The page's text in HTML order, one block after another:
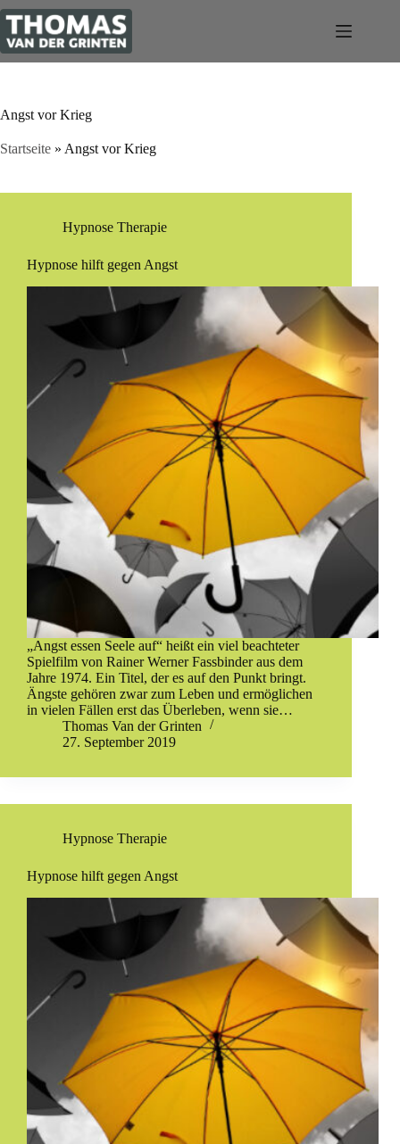
Zum
Inhalt
springen
Angst vor Krieg
Startseite » Angst vor Krieg
Hypnose Therapie
Hypnose hilft gegen Angst
„Angst essen Seele auf“ heißt ein viel beachteter
Spielfilm von Rainer Werner Fassbinder aus dem
Jahre 1974. Ein Titel, der es auf den Punkt bringt.
Ängste gehören zwar zum Leben und ermöglichen
in vielen Fällen erst das Überleben, wenn sie…
Thomas Van der Grinten
27. September 2019
Hypnose Therapie
Hypnose hilft gegen Angst